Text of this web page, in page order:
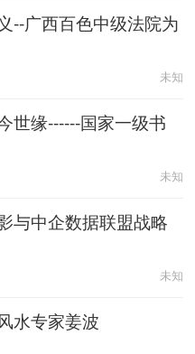
--广西百色中级法院为
未知
世缘------国家一级书
未知
与中企数据联盟战略
未知
水专家姜波